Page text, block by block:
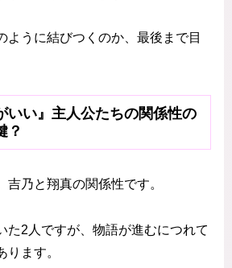
ように結びつくのか、最後まで目
いい』主人公たちの関係性の
？
吉乃と翔真の関係性です。
た2人ですが、物語が進むにつれて
ります。